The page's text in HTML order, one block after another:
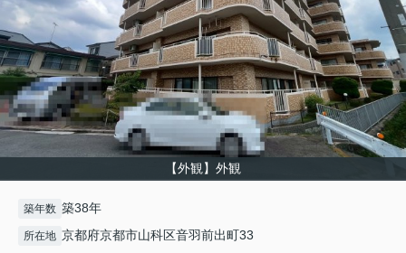
【外観】外観
築年数 築38年
所在地 京都府京都市山科区音羽前出町33